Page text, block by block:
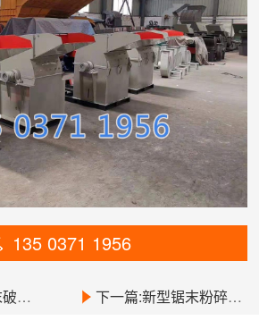
135 0371 1956
上一篇：大型锯末破碎机-木材粉碎机一台多少钱 下一篇:新型锯末粉碎机-柴油木材粉碎机价格